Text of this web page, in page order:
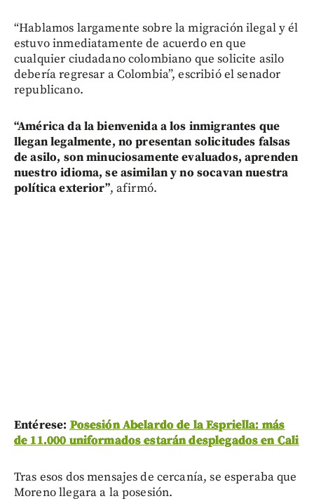
“Hablamos largamente sobre la migración ilegal y él
estuvo inmediatamente de acuerdo en que
cualquier ciudadano colombiano que solicite asilo
debería regresar a Colombia”, escribió el senador
republicano.
“América da la bienvenida a los inmigrantes que
llegan legalmente, no presentan solicitudes falsas
de asilo, son minuciosamente evaluados, aprenden
nuestro idioma, se asimilan y no socavan nuestra
política exterior”, afirmó.
Entérese: Posesión Abelardo de la Espriella: más
de 11.000 uniformados estarán desplegados en Cali
Tras esos dos mensajes de cercanía, se esperaba que
Moreno llegara a la posesión.